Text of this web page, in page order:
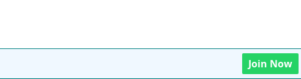
Join Now